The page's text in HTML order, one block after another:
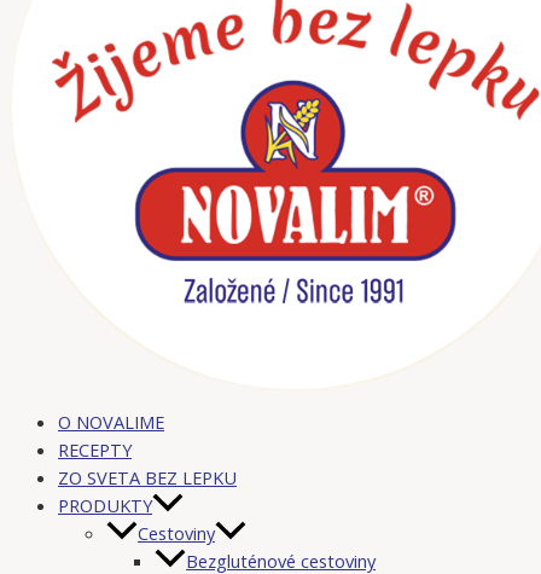
O NOVALIME
RECEPTY
ZO SVETA BEZ LEPKU
PRODUKTY
Cestoviny
Bezgluténové cestoviny